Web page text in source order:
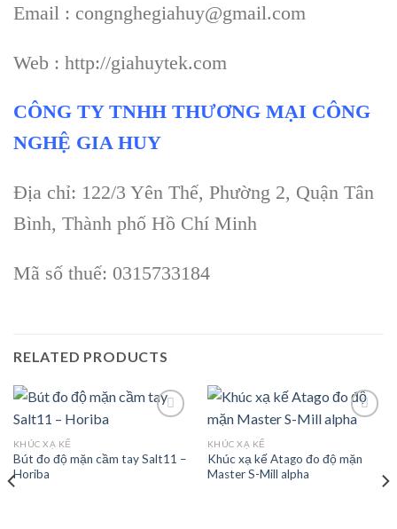
Email : congnghegiahuy@gmail.com
Web : http://giahuytek.com
CÔNG TY TNHH THƯƠNG MẠI CÔNG
NGHỆ GIA HUY
Địa chỉ: 122/3 Yên Thế, Phường 2, Quận Tân
Bình, Thành phố Hồ Chí Minh
Mã số thuế: 0315733184
RELATED PRODUCTS
Add to
KHÚC XẠ KẾ
Bút đo độ mặn cầm tay Salt11 –
Horiba
Add to
KHÚC XẠ KẾ
Khúc xạ kế Atago đo độ mặn
Master S-Mill alpha